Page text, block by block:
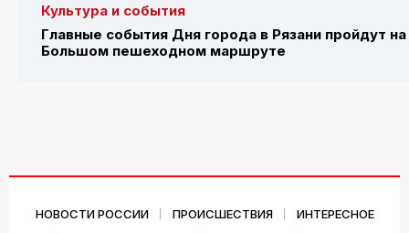
Культура и события
Главные события Дня города в Рязани пройдут на
Большом пешеходном маршруте
НОВОСТИ РОССИИ ПРОИСШЕСТВИЯ
ИНТЕРЕСНОЕ